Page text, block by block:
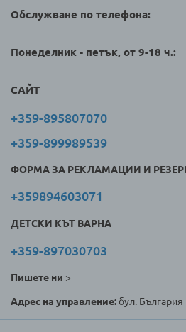
Обслужване по телефона:
Понеделник - петък, от 9-18 ч.:
САЙТ
+359-895807070
+359-899989539
ФОРМА ЗА РЕКЛАМАЦИИ И
+359894603071
ДЕТСКИ КЪТ ВАРНА
+359-897030703
Пишете ни >
Адрес на управление:бул.